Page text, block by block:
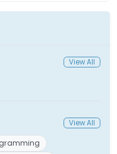
View All
View All